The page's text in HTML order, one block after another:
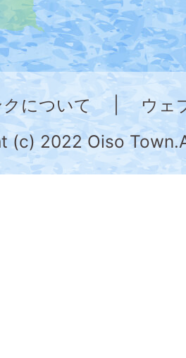
について
ウェ
(c) 2022 Oiso